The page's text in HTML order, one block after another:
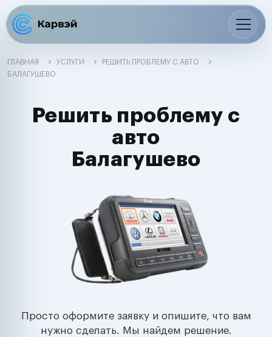
ГЛАВНАЯ УСЛУГИ
РЕШИТЬ ПРОБЛЕМУ С АВТО
БАЛАГУШЕВО
Решить проблему с
авто
Балагушево
Просто оформите заявку и опишите, что вам
нужно сделать. Мы найдем решение.